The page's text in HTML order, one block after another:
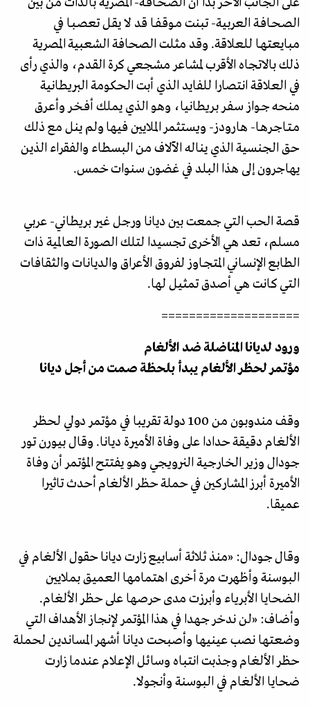
الصـحـافـة العربية- تبنت مـوقـفـا قد لا يقل تعصـبـا في
مبايعتهـا للعلاقة. وقد مثلت الصحافة الشعبية المصرية
ذلك بالاتجاه الأقرب لمشاعر مشجعي كرة القدم، والذي رأى
في العلاقة انتصارا للفايد الذي أبت الحكومة البريطانية
منحه جـواز سـفـر بـريطانيا، وهو الذي يملك أفـخـر وأعـرق
مـتـاجـرهـا- هارودز- ويستثمر الملايين فيها ولم ينل مع ذلك
حق الجنسية الذي يناله الآلاف من البسطاء والفقراء الذين
يهاجرون إلى هذا البلد في غضون سنوات خمس.
قصة الحب التي جمعت بين ديانا ورجل غير بريطاني- عربي
مسلم، تعد هي الأخرى تجسيدا لتلك الصورة العالمية ذات
الطابع الإنساني المتجـاوز لفروق الأعراق والديانات والثقافات
التي كانت هي أصدق تمثيل لها.
====================
ورود لديانا المناضلة ضد الألغام
مؤتمر لحظر الألغام يبدأ بلحظة صمت من أجل ديانا
وقف مندوبون من 100 دولة تقريبا في مؤتمر دولي لحظر
الألغام دقيقة حدادا على وفاة الأميرة ديانا. وقال بيورن تور
جودال وزير الخارجية النرويجي وهو يفتتح المؤتمر أن وفاة
الأميرة أبرز المشاركين في حملة حظر الألغام أحدث تاثيرا
عميقا.
وقال جودال: «منذ ثلاثة أسابيع زارت ديانا حقول الألغام في
البوسنة وأظهرت مرة أخرى اهتمامها العميق بملايين
الضحايا الأبرياء وأبرزت مدى حرصها على حظر الألغام.
وأضاف: «لن ندخر جهدا في هذا المؤتمر لإنجاز الأهداف التي
وضعتها نصب عينيها وأصبحت ديانا أشهر المساندين لحملة
حظر الألغام وجذبت انتباه وسائل الإعلام عندما زارت
ضحايا الألغام في البوسنة وأنجولا.